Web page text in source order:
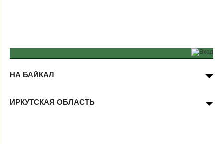
НА БАЙКАЛ
ИРКУТСКАЯ ОБЛАСТЬ